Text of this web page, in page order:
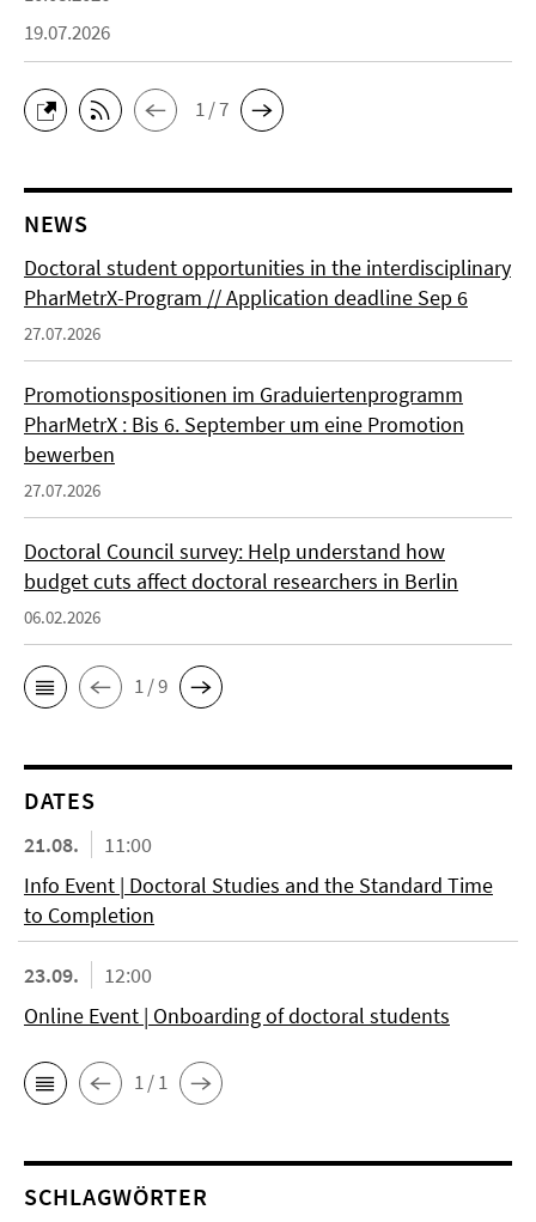
19.07.2026
1 / 7
NEWS
Doctoral student opportunities in the interdisciplinary
PharMetrX-Program // Application deadline Sep 6
27.07.2026
Promotionspositionen im Graduiertenprogramm
PharMetrX : Bis 6. September um eine Promotion
bewerben
27.07.2026
Doctoral Council survey: Help understand how
budget cuts affect doctoral researchers in Berlin
06.02.2026
1 / 9
DATES
21.08.
11:00
Info Event | Doctoral Studies and the Standard Time
to Completion
23.09.
12:00
Online Event | Onboarding of doctoral students
1 / 1
SCHLAGWÖRTER